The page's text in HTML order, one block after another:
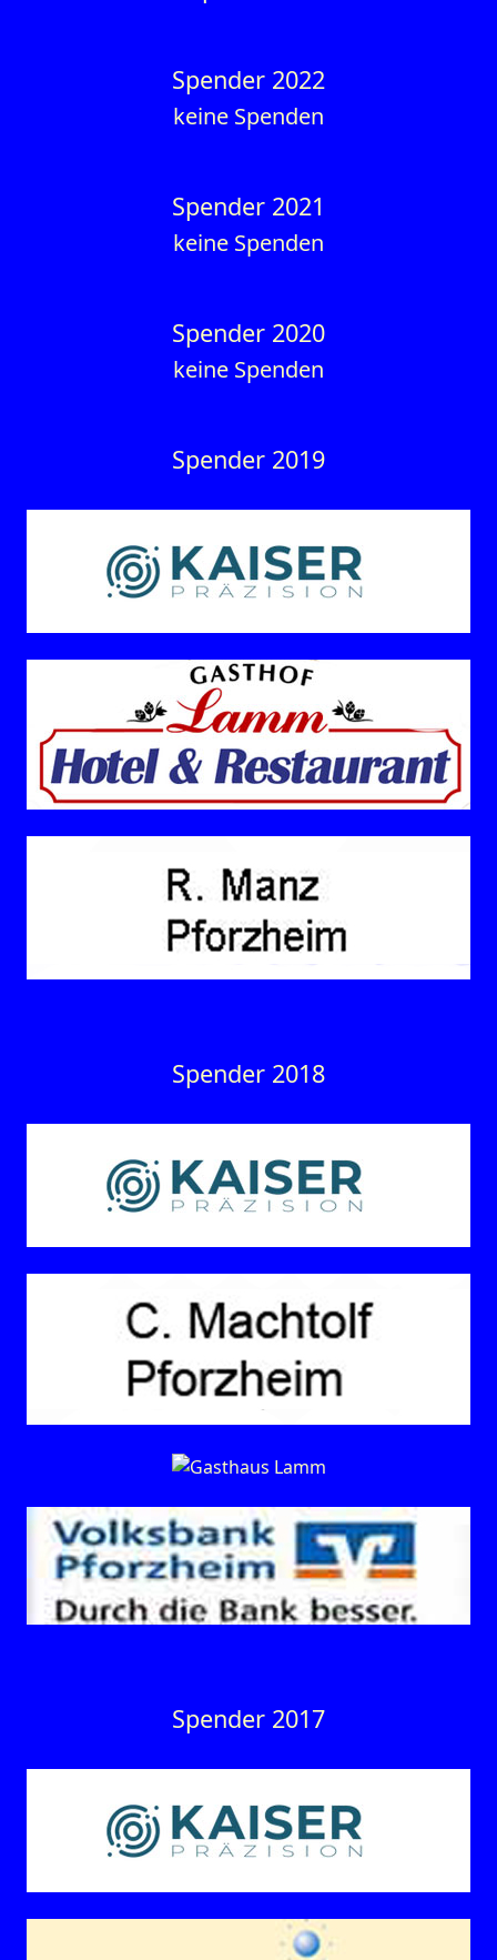
Spender 2022
keine Spenden
Spender 2021
keine Spenden
Spender 2020
keine Spenden
Spender 2019
Spender 2018
Spender 2017